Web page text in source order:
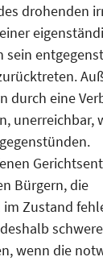
drohenden
durch eine
unerreichbar,
Bürgern, die
Zustand
wenn die